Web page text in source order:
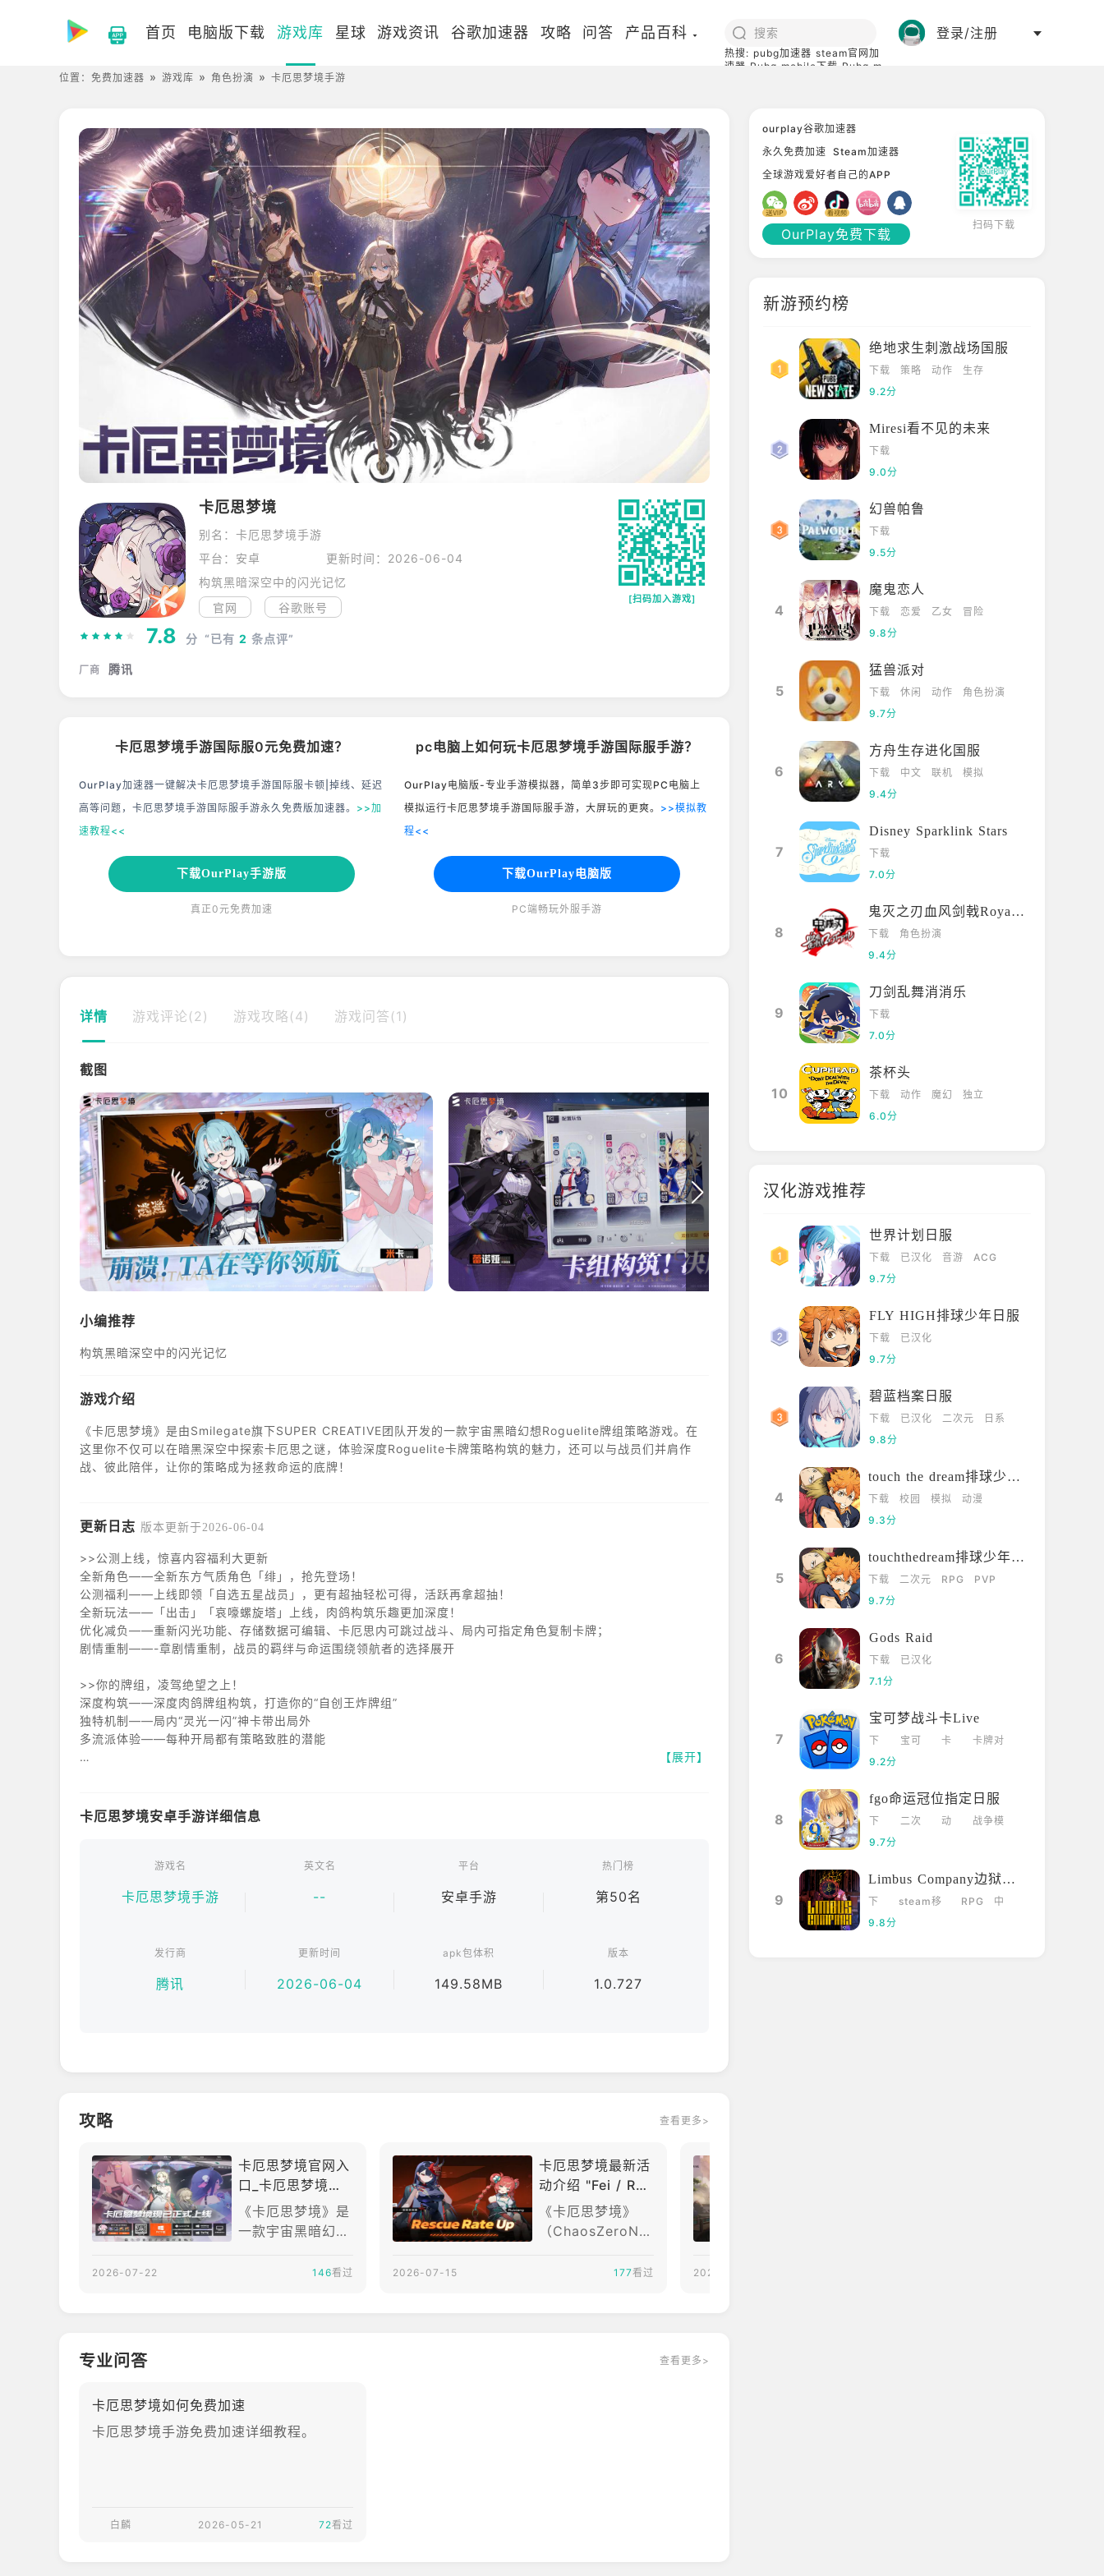
首页 电脑版下载 游戏库 星球 游戏资讯 谷歌加速器 攻略 问答 产品百科
热搜: pubg加速器 steam官网加
速器 Pubg mobile下载 Pubg m
登录/注册
位置： 免费加速器 游戏库 角色扮演 卡厄思梦境手游
卡厄思梦境
别名：卡厄思梦境手游
平台：安卓
更新时间：2026-06-04
构筑黑暗深空中的闪光记忆
官网
谷歌账号
[扫码加入游戏]
7.8 分 “已有 2 条点评”
厂商 腾讯
卡厄思梦境手游国际服0元免费加速？
OurPlay加速器一键解决卡厄思梦境手游国际服卡顿|掉线、延迟
高等问题，卡厄思梦境手游国际服手游永久免费版加速器。 >>加
速教程<<
下载OurPlay手游版
真正0元免费加速
pc电脑上如何玩卡厄思梦境手游国际服手游？
OurPlay电脑版-专业手游模拟器，简单3步即可实现PC电脑上
模拟运行卡厄思梦境手游国际服手游，大屏玩的更爽。 >>模拟教
程<<
下载OurPlay电脑版
PC端畅玩外服手游
详情 游戏评论(2) 游戏攻略(4) 游戏问答(1)
截图
小编推荐
构筑黑暗深空中的闪光记忆
游戏介绍
《卡厄思梦境》是由Smilegate旗下SUPER CREATIVE团队开发的一款宇宙黑暗幻想Roguelite牌组策略游戏。在
这里你不仅可以在暗黑深空中探索卡厄思之谜，体验深度Roguelite卡牌策略构筑的魅力，还可以与战员们并肩作
战、彼此陪伴，让你的策略成为拯救命运的底牌！
更新日志 版本更新于2026-06-04
>>公测上线，惊喜内容福利大更新
全新角色——全新东方气质角色「绯」，抢先登场！
公测福利——上线即领「自选五星战员」，更有超抽轻松可得，活跃再拿超抽！
全新玩法——「出击」「哀嚎螺旋塔」上线，肉鸽构筑乐趣更加深度！
优化减负——重新闪光功能、存储数据可编辑、卡厄思内可跳过战斗、局内可指定角色复制卡牌；
剧情重制——-章剧情重制，战员的羁绊与命运围绕领航者的选择展开
>>你的牌组，凌驾绝望之上！
深度构筑——深度肉鸽牌组构筑，打造你的“自创王炸牌组”
独特机制——局内“灵光一闪”神卡带出局外
多流派体验——每种开局都有策略致胜的潜能
崩溃设定——拯救还是崩溃？你的决策改变战员命运
【展开】
卡厄思梦境安卓手游详细信息
游戏名
卡厄思梦境手游
英文名
--
平台
安卓手游
热门榜
第50名
发行商
腾讯
更新时间
2026-06-04
apk包体积
149.58MB
版本
1.0.727
攻略 查看更多>
卡厄思梦境官网入
口_卡厄思梦境官
网版下载介绍
《卡厄思梦境》是
一款宇宙黑暗幻想
牌组策略游戏，由
式公测，支持And
roid、iOS和PC平
探索被黑雾侵蚀的
2026-07-22 146看过
卡厄思梦境最新活
动介绍 "Fei / Rui
xiang Rate-Up R
escue 限时招募"
《卡厄思梦境》
（ChaosZeroNig
最新活动主要围绕
2026-07-15 177看过 2026-07-11
专业问答 查看更多>
卡厄思梦境如何免费加速
卡厄思梦境手游免费加速详细教程。
白麟 2026-05-21 72看过
ourplay谷歌加速器
永久免费加速 Steam加速器
全球游戏爱好者自己的APP
OurPlay免费下载
扫码下载
新游预约榜
绝地求生刺激战场国服
下载 策略 动作
生存
9.2分
Miresi看不见的未来
下载
9.0分
幻兽帕鲁
下载
9.5分
4
魔鬼恋人
下载 恋爱 乙女
冒险
9.8分
5
猛兽派对
下载 休闲 动作
角色扮演
9.7分
6
方舟生存进化国服
下载 中文 联机
模拟
9.4分
7
Disney Sparklink Stars
下载
7.0分
8
鬼灭之刃血风剑戟Royale国际服
下载
角色扮演
9.4分
9
刀剑乱舞消消乐
下载
7.0分
10
茶杯头
下载 动作 魔幻
独立
6.0分
汉化游戏推荐
世界计划日服
下载 已汉化 音游
ACG
9.7分
FLY HIGH排球少年日服
下载
已汉化
9.7分
碧蓝档案日服
下载 已汉化 二次元
日系
9.8分
4
touch the dream排球少年韩服
下载 校园 模拟
动漫
9.3分
5
touchthedream排球少年日服
下载 二次元 RPG
PVP
9.7分
6
Gods Raid
下载
已汉化
7.1分
7
宝可梦战斗卡Live
下
载
宝可
卡
卡牌对
9.2分
8
fgo命运冠位指定日服
下
载
二次
动
战争模
9.7分
9
Limbus Company边狱巴士
下
载
steam移
RPG
中
9.8分